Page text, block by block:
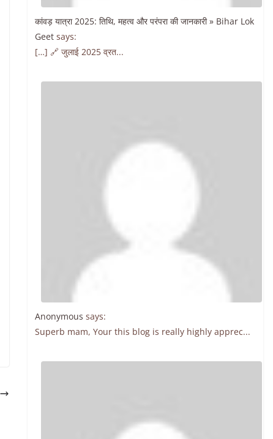
कांवड़ यात्रा 2025: तिथि, महत्व और परंपरा की जानकारी » Bihar Lok
Geet says:
[…] 🔗 जुलाई 2025 व्रत...
Anonymous says:
Superb mam, Your this blog is really highly apprec...